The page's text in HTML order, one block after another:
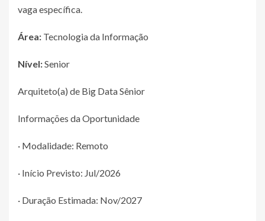
vaga específica.
Área: Tecnologia da Informação
Nível:Senior
Arquiteto(a) de Big Data Sênior
Informações da Oportunidade
· Modalidade: Remoto
· Início Previsto: Jul/2026
· Duração Estimada: Nov/2027